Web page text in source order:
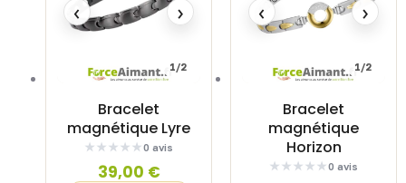
Bracelet
magnétique Lyre
0 avis
39,00 €
‹ ›
1/2
Bracelet
magnétique
Horizon
0 avis
‹ ›
1/2